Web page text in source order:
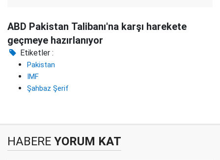
ABD Pakistan Talibanı'na karşı harekete
geçmeye hazırlanıyor
Etiketler :
Pakistan
IMF
Şahbaz Şerif
HABERE YORUM KAT